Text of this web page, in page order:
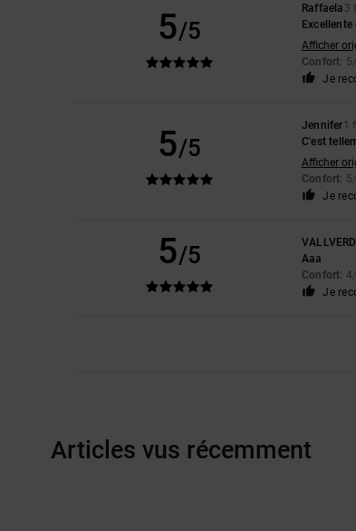
5/5
Raffaela 3
Afficher
Confort: 5
Je
5/5
Jennifer1
C'est
Afficher
Confort: 5
Je
5/5
Aaa
Confort: 4
Je
Articles vus récemment